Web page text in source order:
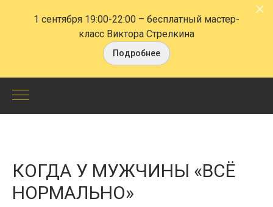
1 сентября 19:00-22:00 – бесплатный мастер-
класс Виктора Стрелкина
Подробнее
мужчины
«всё
КОГДА У МУЖЧИНЫ «ВСЁ
НОРМАЛЬНО»